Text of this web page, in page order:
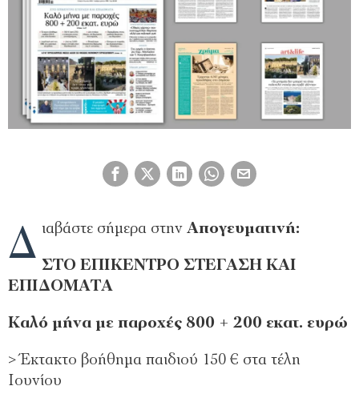
Δ ιαβάστε σήμερα στην Απογευματινή:
ΣΤΟ ΕΠΙΚΕΝΤΡΟ ΣΤΕΓΑΣΗ ΚΑΙ
ΕΠΙΔΟΜΑΤΑ
Καλό μήνα με παροχές 800 + 200 εκατ. ευρώ
> Έκτακτο βοήθημα παιδιού 150 € στα τέλη
Ιουνίου